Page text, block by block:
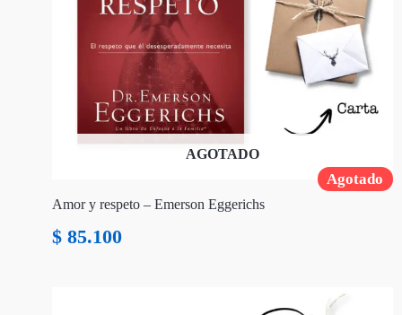
Agotado
AGOTADO
Amor y respeto – Emerson Eggerichs
$ 85.100